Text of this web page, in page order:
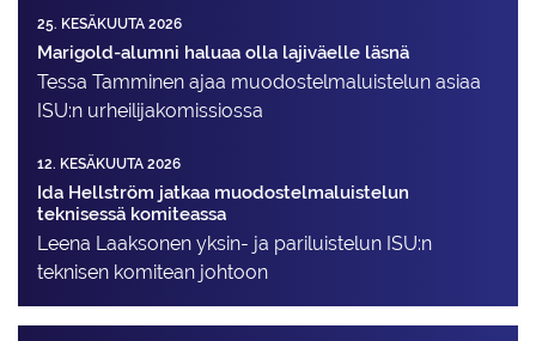
25. KESÄKUUTA 2026
Marigold-alumni haluaa olla lajiväelle läsnä
Tessa Tamminen ajaa muodostelma­luistelun asiaa
ISU:n urheilija­komissiossa
12. KESÄKUUTA 2026
Ida Hellström jatkaa muodostelmaluistelun
teknisessä komiteassa
Leena Laaksonen yksin- ja pariluistelun ISU:n
teknisen komitean johtoon